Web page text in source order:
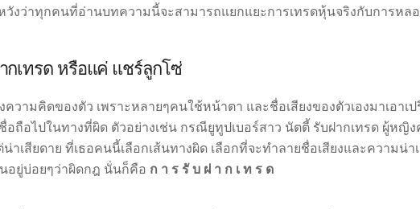
งว่าทุกคนที่อ่านบทความนี้จะสามารถแยกแยะการเทรดหุ้นจริงกับการหล
เทรด หรือแค่ แชร์ลูกโซ่
วามคิดของตัว เพราะหลายๆคนใช้หน้าตา และชื่อเสียงของตัวเองมาเอาเ
อถือไปในทางที่ผิด ตัวอย่างเช่น กรณียูทูปเบอร์สาว นัตตี้ รับฝากเทรด ผู้หญิ
าเสียดาย ที่เธอคนนี้เลือกเส้นทางผิด เลือกที่จะทำลายชื่อเสียงและความน่า
นอยู่บ่อยๆว่าผิดกฎ นั่นก็คือ ก า ร รั บ ฝ า ก เ ท ร ด